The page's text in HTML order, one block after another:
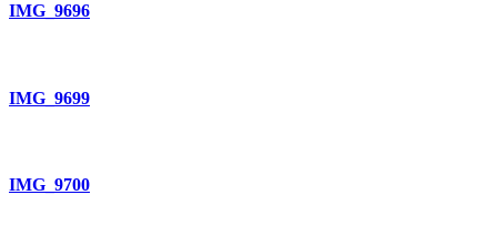
IMG_9696
IMG_9699
IMG_9700